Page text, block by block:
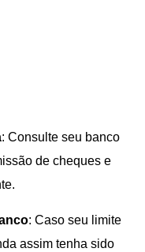
: Consulte seu banco
de cheques e
: Caso seu limite
assim tenha sido